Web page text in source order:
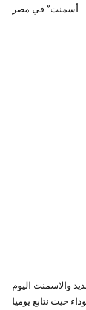
أسمنت” في مصر
والاسمنت اليوم
السوداء حيث نتابع يوميا